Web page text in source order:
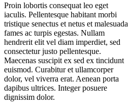
Proin lobortis consequat leo eget
iaculis. Pellentesque habitant morbi
tristique senectus et netus et malesuada
fames ac turpis egestas. Nullam
hendrerit elit vel diam imperdiet, sed
consectetur justo pellentesque.
Maecenas suscipit ex sed ex tincidunt
euismod. Curabitur et ullamcorper
dolor, vel viverra erat. Aenean porta
dapibus ultrices. Integer posuere
dignissim dolor.